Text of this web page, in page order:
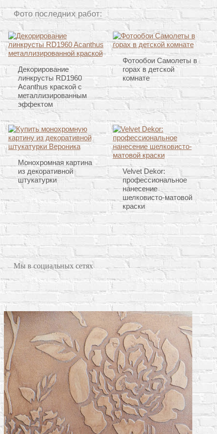
Фото последних работ:
Декорирование
линкрусты RD1960
Acanthus краской с
металлизированным
эффектом
Фотообои Самолеты в
горах в детской
комнате
Монохромная картина
из декоративной
штукатурки
Velvet Dekor:
профессиональное
нанесение
шелковисто-матовой
краски
Мы в социальных сетях